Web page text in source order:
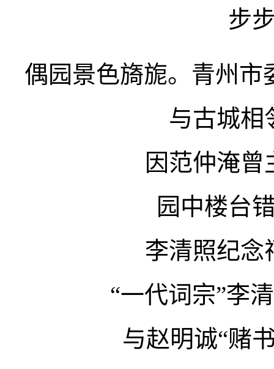
步
偶园景色旖旎。青州市
与古城相
因范仲淹曾
园中楼台
李清照纪念
“一代词宗”李
与赵明诚“赌